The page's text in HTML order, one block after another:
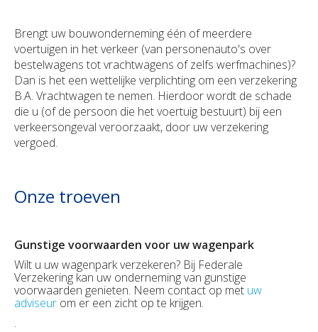
Uw schadeaangifte
Brengt uw bouwonderneming één of meerdere
voertuigen in het verkeer (van personenauto's over
bestelwagens tot vrachtwagens of zelfs werfmachines)?
Dan is het een wettelijke verplichting om een verzekering
B.A. Vrachtwagen te nemen. Hierdoor wordt de schade
die u (of de persoon die het voertuig bestuurt) bij een
verkeersongeval veroorzaakt, door uw verzekering
vergoed.
Onze troeven
Gunstige voorwaarden voor uw wagenpark
Wilt u uw wagenpark verzekeren? Bij Federale
Verzekering kan uw onderneming van gunstige
voorwaarden genieten. Neem contact op met uw
adviseur om er een zicht op te krijgen.
.